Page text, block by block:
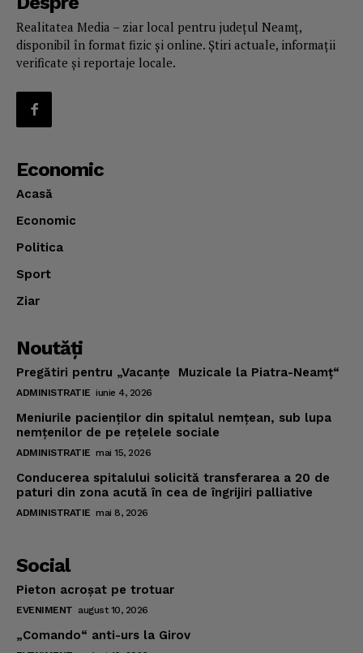
Realitatea Media – ziar local pentru județul Neamț,
disponibil în format fizic și online. Știri actuale, informații
verificate și reportaje locale.
Economic
Acasă
Economic
Politica
Sport
Ziar
Noutăţi
Pregătiri pentru „Vacanţe Muzicale la Piatra-Neamţ“
ADMINISTRATIE iunie 4, 2026
Meniurile pacienţilor din spitalul nemţean, sub lupa
nemţenilor de pe reţelele sociale
ADMINISTRATIE mai 15, 2026
Conducerea spitalului solicită transferarea a 20 de
paturi din zona acută în cea de îngrijiri palliative
ADMINISTRATIE mai 8, 2026
Social
Pieton acroşat pe trotuar
EVENIMENT august 10, 2026
„Comando“ anti-urs la Girov